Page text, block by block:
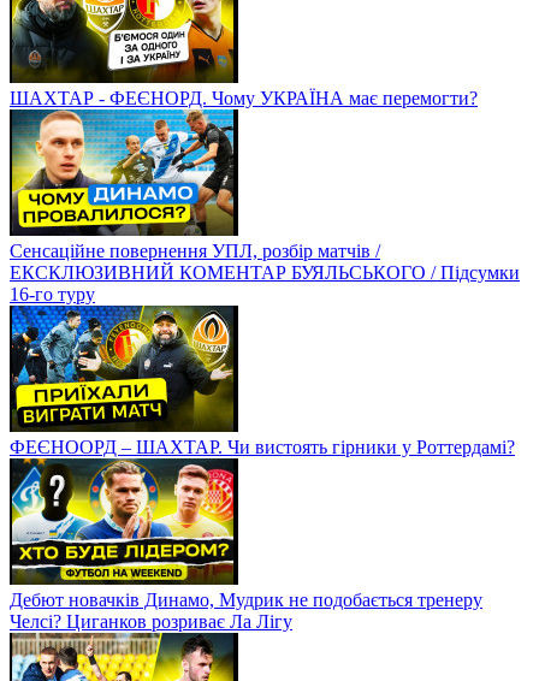
ШАХТАР - ФЕЄНОРД. Чому УКРАЇНА має перемогти?
Сенсаційне повернення УПЛ, розбір матчів /
ЕКСКЛЮЗИВНИЙ КОМЕНТАР БУЯЛЬСЬКОГО / Підсумки
16-го туру
ФЕЄНООРД – ШАХТАР. Чи вистоять гірники у Роттердамі?
Дебют новачків Динамо, Мудрик не подобається тренеру
Челсі? Циганков розриває Ла Лігу